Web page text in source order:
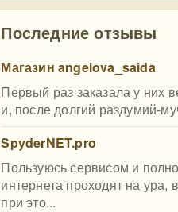
Последние отзывы
Магазин angelova_saida
Первый раз заказала у них
и, после долгий раздумий-
SpyderNET.pro
Пользуюсь сервисом и
интернета проходят на
при это...